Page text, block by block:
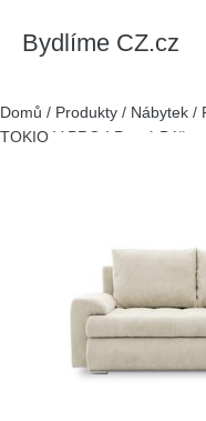
Bydlíme CZ.cz
Domů / Produkty / Nábytek /
TOKIO V PRO I Pravá